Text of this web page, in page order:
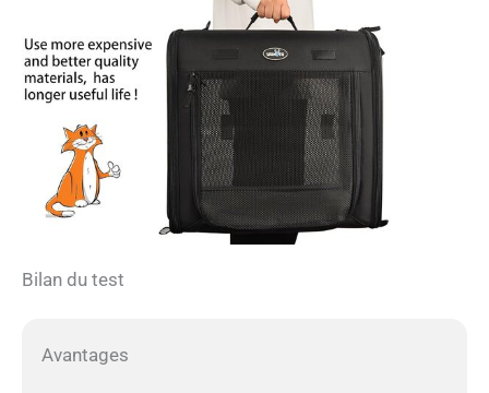
Bilan du test
Avantages